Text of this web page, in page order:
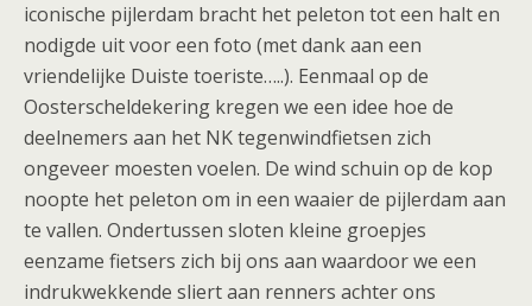
iconische pijlerdam bracht het peleton tot een halt en
nodigde uit voor een foto (met dank aan een
vriendelijke Duiste toeriste…..). Eenmaal op de
Oosterscheldekering kregen we een idee hoe de
deelnemers aan het NK tegenwindfietsen zich
ongeveer moesten voelen. De wind schuin op de kop
noopte het peleton om in een waaier de pijlerdam aan
te vallen. Ondertussen sloten kleine groepjes
eenzame fietsers zich bij ons aan waardoor we een
indrukwekkende sliert aan renners achter ons